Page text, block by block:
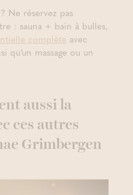
Ne réservez pas
: sauna + bain à bulles,
complète avec
qu’un massage ou un
aussi la
ces autres
Grimbergen